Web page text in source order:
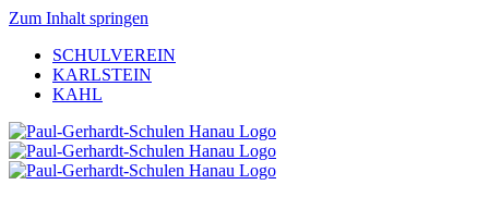
Zum Inhalt springen
SCHULVEREIN
KARLSTEIN
KAHL